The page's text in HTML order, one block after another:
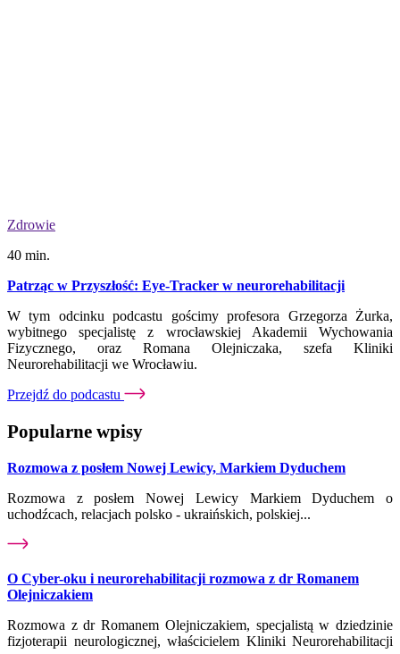
Zdrowie
40 min.
Patrząc w Przyszłość: Eye-Tracker w neurorehabilitacji
W tym odcinku podcastu gościmy profesora Grzegorza Żurka,
wybitnego specjalistę z wrocławskiej Akademii Wychowania
Fizycznego, oraz Romana Olejniczaka, szefa Kliniki
Neurorehabilitacji we Wrocławiu.
Przejdź do podcastu
Popularne wpisy
Rozmowa z posłem Nowej Lewicy, Markiem Dyduchem
Rozmowa z posłem Nowej Lewicy Markiem Dyduchem o
uchodźcach, relacjach polsko - ukraińskich, polskiej...
O Cyber-oku i neurorehabilitacji rozmowa z dr Romanem
Olejniczakiem
Rozmowa z dr Romanem Olejniczakiem, specjalistą w dziedzinie
fizjoterapii neurologicznej, właścicielem Kliniki Neurorehabilitacji